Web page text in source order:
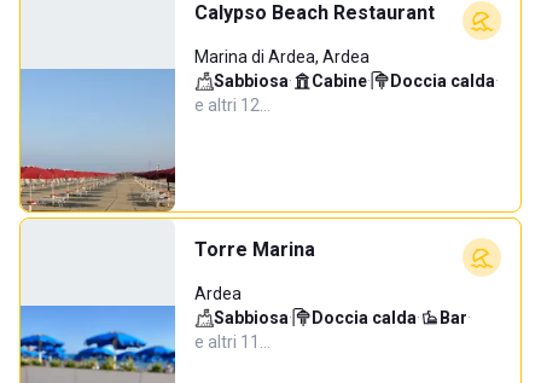
Calypso Beach Restaurant
Marina di Ardea, Ardea
Sabbiosa· Cabine· Doccia calda·
e altri 12…
Torre Marina
Ardea
Sabbiosa· Doccia calda· Bar·
e altri 11…